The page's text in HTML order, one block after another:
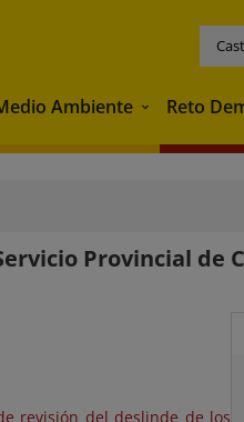
Ambiente Medio
Reto
Provincial de
revisión del deslinde de los